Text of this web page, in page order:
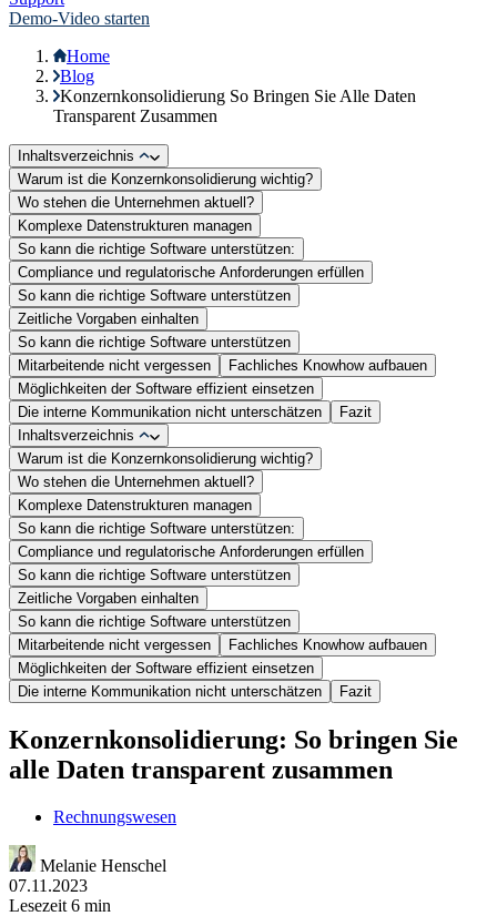
Demo-Video starten
Home
Blog
Konzernkonsolidierung So Bringen Sie Alle Daten
Transparent Zusammen
Inhaltsverzeichnis
Warum ist die Konzernkonsolidierung wichtig?
Wo stehen die Unternehmen aktuell?
Komplexe Datenstrukturen managen
So kann die richtige Software unterstützen:
Compliance und regulatorische Anforderungen erfüllen
So kann die richtige Software unterstützen
Zeitliche Vorgaben einhalten
So kann die richtige Software unterstützen
Mitarbeitende nicht vergessen
Fachliches Knowhow aufbauen
Möglichkeiten der Software effizient einsetzen
Die interne Kommunikation nicht unterschätzen
Fazit
Inhaltsverzeichnis
Warum ist die Konzernkonsolidierung wichtig?
Wo stehen die Unternehmen aktuell?
Komplexe Datenstrukturen managen
So kann die richtige Software unterstützen:
Compliance und regulatorische Anforderungen erfüllen
So kann die richtige Software unterstützen
Zeitliche Vorgaben einhalten
So kann die richtige Software unterstützen
Mitarbeitende nicht vergessen
Fachliches Knowhow aufbauen
Möglichkeiten der Software effizient einsetzen
Die interne Kommunikation nicht unterschätzen
Fazit
Konzernkonsolidierung: So bringen Sie
alle Daten transparent zusammen
Rechnungswesen
Melanie Henschel
07.11.2023
Lesezeit 6 min